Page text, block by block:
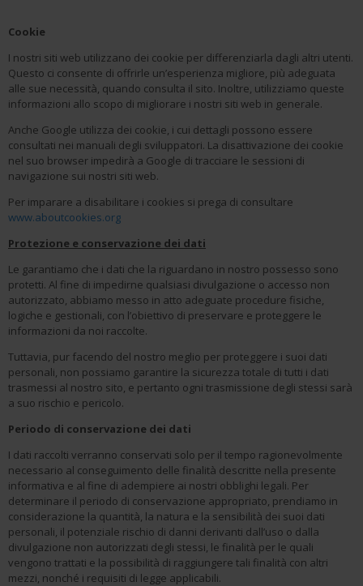
Cookie
I nostri siti web utilizzano dei cookie per differenziarla dagli altri utenti.
Questo ci consente di offrirle un’esperienza migliore, più adeguata
alle sue necessità, quando consulta il sito. Inoltre, utilizziamo queste
informazioni allo scopo di migliorare i nostri siti web in generale.
Anche Google utilizza dei cookie, i cui dettagli possono essere
consultati nei manuali degli sviluppatori. La disattivazione dei cookie
nel suo browser impedirà a Google di tracciare le sessioni di
navigazione sui nostri siti web.
Per imparare a disabilitare i cookies si prega di consultare
www.aboutcookies.org
Protezione e conservazione dei dati
Le garantiamo che i dati che la riguardano in nostro possesso sono
protetti. Al fine di impedirne qualsiasi divulgazione o accesso non
autorizzato, abbiamo messo in atto adeguate procedure fisiche,
logiche e gestionali, con l’obiettivo di preservare e proteggere le
informazioni da noi raccolte.
Tuttavia, pur facendo del nostro meglio per proteggere i suoi dati
personali, non possiamo garantire la sicurezza totale di tutti i dati
trasmessi al nostro sito, e pertanto ogni trasmissione degli stessi sarà
a suo rischio e pericolo.
Periodo di conservazione dei dati
I dati raccolti verranno conservati solo per il tempo ragionevolmente
necessario al conseguimento delle finalità descritte nella presente
informativa e al fine di adempiere ai nostri obblighi legali. Per
determinare il periodo di conservazione appropriato, prendiamo in
considerazione la quantità, la natura e la sensibilità dei suoi dati
personali, il potenziale rischio di danni derivanti dall’uso o dalla
divulgazione non autorizzati degli stessi, le finalità per le quali
vengono trattati e la possibilità di raggiungere tali finalità con altri
mezzi, nonché i requisiti di legge applicabili.